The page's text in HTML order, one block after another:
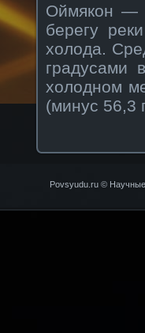
Оймякон —
берегу
холода.
градусами
холодном
(минус 56,3
Povsyudu.ru © Научные